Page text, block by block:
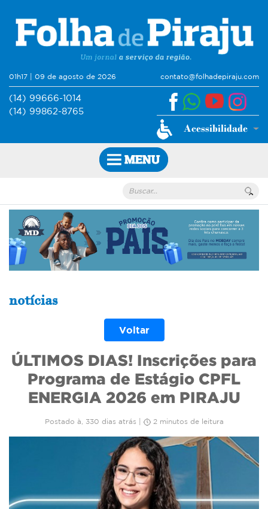
01h17 | 09 de agosto de 2026 contato@folhadepiraju.com
(14) 99666-1014
(14) 99862-8765
notícias
Voltar
ÚLTIMOS DIAS! Inscrições para
Programa de Estágio CPFL
ENERGIA 2026 em PIRAJU
Postado à, 330 dias atrás | 2 minutos de leitura